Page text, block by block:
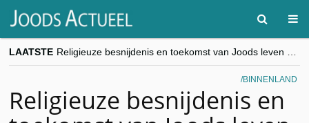
LAATSTE
“Besnijdenisdebat toont hoe moeilijk seculiere Westen minderheden begrijpt”, Jinnih Beels (Vooruit)
CITYTRIP | ROEMENIË – Boekarest: de verrassing van Oost-Europa
BINNENLAND
Religieuze besnijdenis en